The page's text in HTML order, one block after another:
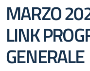
MARZO
LINK
GENERALE